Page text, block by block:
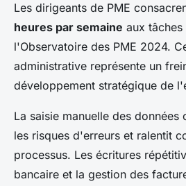
Les dirigeants de PME
heures par semaine aux
l'Observatoire des PME 2024.
administrative représente un
développement stratégique de
La saisie manuelle des
les risques d'erreurs et ralentit
processus. Les écritures
bancaire et la gestion des